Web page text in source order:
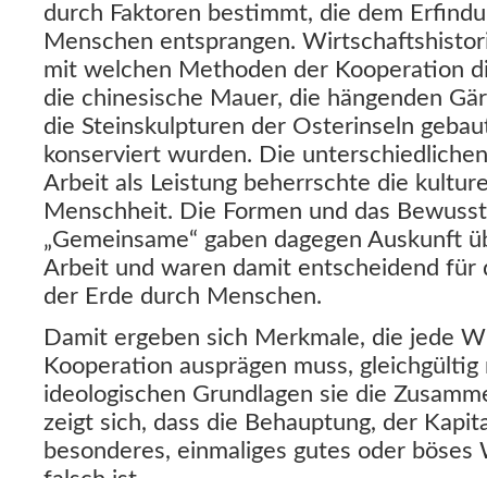
durch Faktoren bestimmt, die dem
Menschen entsprangen.
mit welchen Methoden der Kooperation
die chinesische Mauer, die hängenden
die Steinskulpturen der Osterinseln
konserviert wurden. Die
Arbeit als Leistung beherrschte die
Menschheit. Die Formen und das
„Gemeinsame“ gaben dagegen Auskunft
Arbeit und waren damit entscheidend für
der Erde durch Menschen.
Damit ergeben sich Merkmale, die jede
Kooperation ausprägen muss,
ideologischen Grundlagen sie die
zeigt sich, dass die Behauptung, der
besonderes, einmaliges gutes oder